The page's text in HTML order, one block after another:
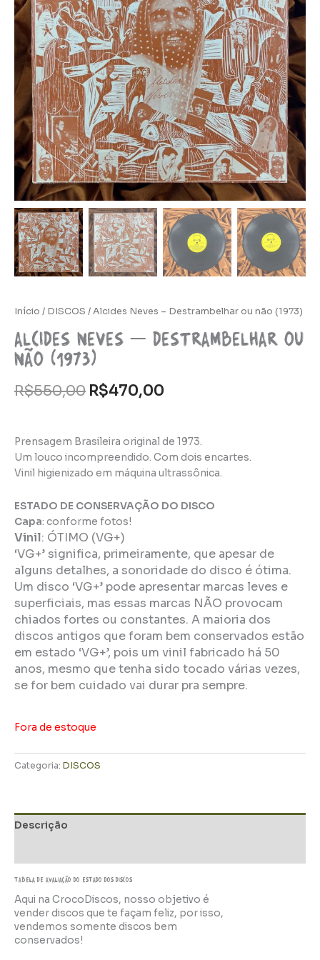
Início / DISCOS / Alcides Neves – Destrambelhar ou não (1973)
Alcides Neves – Destrambelhar ou
não (1973)
R$550,00 R$470,00
Prensagem Brasileira original de 1973.
Um louco incompreendido. Com dois encartes.
Vinil higienizado em máquina ultrassônica.
ESTADO DE CONSERVAÇÃO DO DISCO
Capa: conforme fotos!
Vinil: ÓTIMO (VG+)
‘VG+’ significa, primeiramente, que apesar de
alguns detalhes, a sonoridade do disco é ótima.
Um disco ‘VG+’ pode apresentar marcas leves e
superficiais, mas essas marcas NÃO provocam
chiados fortes ou constantes. A maioria dos
discos antigos que foram bem conservados estão
em estado ‘VG+’, pois um vinil fabricado há 50
anos, mesmo que tenha sido tocado várias vezes,
se for bem cuidado vai durar pra sempre.
Fora de estoque
Categoria: DISCOS
Descrição
TABELA DE AVALIAÇÃo do estado dos discos
Aqui na CrocoDiscos, nosso objetivo é
vender discos que te façam feliz, por isso,
vendemos somente discos bem
conservados!